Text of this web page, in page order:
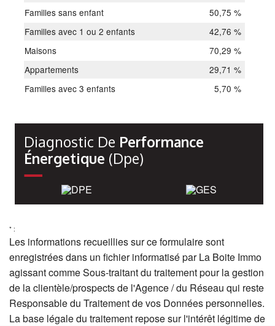
Familles sans enfant
50,75 %
Familles avec 1 ou 2 enfants
42,76 %
Maisons
70,29 %
Appartements
29,71 %
Familles avec 3 enfants
5,70 %
Diagnostic De Performance
Énergetique (dpe)
* :
Les informations recueillies sur ce formulaire sont
enregistrées dans un fichier informatisé par La Boite Immo
agissant comme Sous-traitant du traitement pour la gestion
de la clientèle/prospects de l'Agence / du Réseau qui reste
Responsable du Traitement de vos Données personnelles.
La base légale du traitement repose sur l'intérêt légitime de